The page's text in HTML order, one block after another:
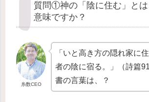
質問①神の「陰に住む」とは
意味ですか？
糸数CEO
「いと高き方の隠れ家に
者の陰に宿る。」（詩篇
書の言葉は、？